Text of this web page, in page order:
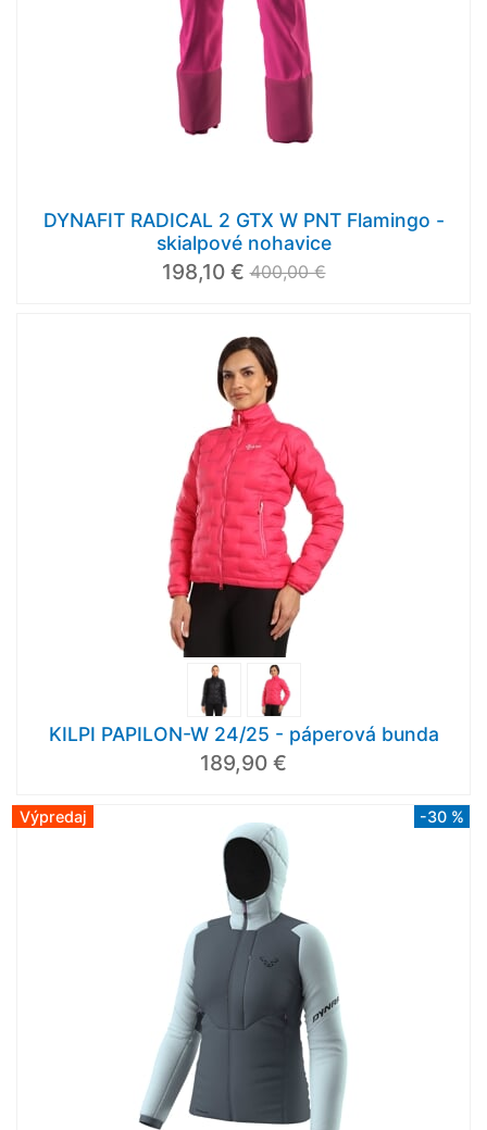
DYNAFIT RADICAL 2 GTX W PNT Flamingo -
skialpové nohavice
198,10 € 400,00 €
KILPI PAPILON-W 24/25 - páperová bunda
189,90 €
Výpredaj -30 %